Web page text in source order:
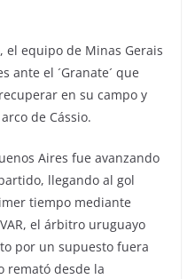
el equipo de Minas Gerais
ante el ´Granate´ que
en su campo y
de Cássio.
Aires fue avanzando
llegando al gol
tiempo mediante
el árbitro uruguayo
por un supuesto fuera
remató desde la